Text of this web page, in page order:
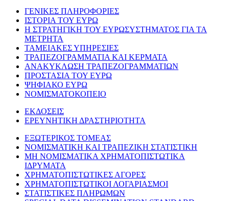
ΓΕΝΙΚΕΣ ΠΛΗΡΟΦΟΡΙΕΣ
ΙΣΤΟΡΙΑ ΤΟΥ ΕΥΡΩ
Η ΣΤΡΑΤΗΓΙΚΗ ΤΟΥ ΕΥΡΩΣΥΣΤΗΜΑΤΟΣ ΓΙΑ ΤΑ
ΜΕΤΡΗΤΑ
ΤΑΜΕΙΑΚΕΣ ΥΠΗΡΕΣΙΕΣ
ΤΡΑΠΕΖΟΓΡΑΜΜΑΤΙΑ ΚΑΙ ΚΕΡΜΑΤΑ
ΑΝΑΚΥΚΛΩΣΗ ΤΡΑΠΕΖΟΓΡΑΜΜΑΤΙΩΝ
ΠΡΟΣΤΑΣΙΑ ΤΟΥ ΕΥΡΩ
ΨΗΦΙΑΚΟ ΕΥΡΩ
ΝΟΜΙΣΜΑΤΟΚΟΠΕΙΟ
ΕΚΔΟΣΕΙΣ
ΕΡΕΥΝΗΤΙΚΗ ΔΡΑΣΤΗΡΙΟΤΗΤΑ
ΕΞΩΤΕΡΙΚΟΣ ΤΟΜΕΑΣ
ΝΟΜΙΣΜΑΤΙΚΗ ΚΑΙ ΤΡΑΠΕΖΙΚΗ ΣΤΑΤΙΣΤΙΚΗ
ΜΗ ΝΟΜΙΣΜΑΤΙΚΑ ΧΡΗΜΑΤΟΠΙΣΤΩΤΙΚΑ
ΙΔΡΥΜΑΤΑ
ΧΡΗΜΑΤΟΠΙΣΤΩΤΙΚΕΣ ΑΓΟΡΕΣ
ΧΡΗΜΑΤΟΠΙΣΤΩΤΙΚΟΙ ΛΟΓΑΡΙΑΣΜΟΙ
ΣΤΑΤΙΣΤΙΚΕΣ ΠΛΗΡΩΜΩΝ